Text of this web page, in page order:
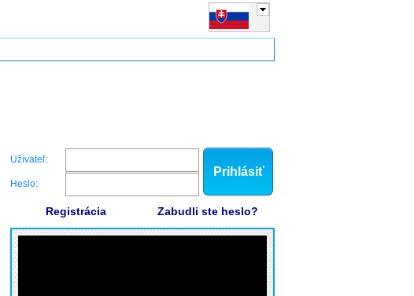
Užívateľ:
Heslo:
Prihlásiť
Registrácia Zabudli ste heslo?